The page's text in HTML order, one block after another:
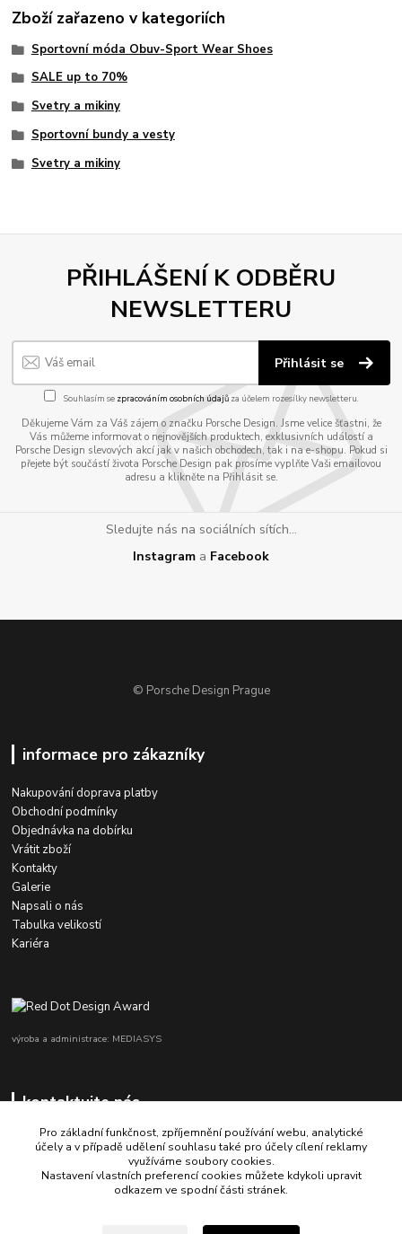
Zboží zařazeno v kategoriích
Sportovní móda Obuv-Sport Wear Shoes
SALE up to 70%
Svetry a mikiny
Sportovní bundy a vesty
Svetry a mikiny
PŘIHLÁŠENÍ K ODBĚRU
NEWSLETTERU
Přihlásit se
Souhlasím se zpracováním osobních údajůza účelem rozesílky newsletteru.
Děkujeme Vám za Váš zájem o značku Porsche Design. Jsme velice šťastni, že
Vás můžeme informovat o nejnovějších produktech, exklusivních událostí a
Porsche Design slevových akcí jak v našich obchodech, tak i na e-shopu. Pokud si
přejete být součástí života Porsche Design pak prosíme vyplňte Vaši emailovou
adresu a klikněte na Přihlásit se.
Sledujte nás na sociálních sítích...
Instagram a Facebook
© Porsche Design Prague
informace pro zákazníky
Nakupování doprava platby
Obchodní podmínky
Objednávka na dobírku
Vrátit zboží
Kontakty
Galerie
Napsali o nás
Tabulka velikostí
Kariéra
výroba a administrace: MEDIASYS
kontaktujte nás
+420 725 347 646
Pro základní funkčnost, zpříjemnění používání webu, analytické
účely a v případě udělení souhlasu také pro účely cílení reklamy
využíváme soubory cookies.
Nastavení vlastních preferencí cookies můžete kdykoli upravit
odkazem ve spodní části stránek.